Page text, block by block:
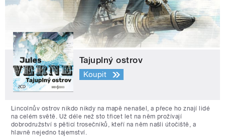
Tajuplný ostrov
Koupit
Lincolnův ostrov nikdo nikdy na mapě nenašel, a přece ho znají lidé
na celém světě. Už déle než sto třicet let na něm prožívají
dobrodružství s pěticí trosečníků, kteří na něm našli útočiště, a
hlavně nejedno tajemství.